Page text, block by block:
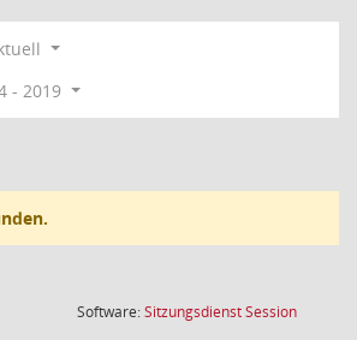
- 2019
Software:SitzungsdienstSession(Wird in